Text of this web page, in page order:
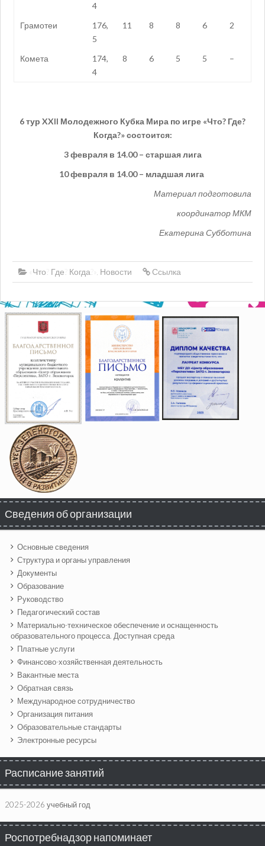
4
Грамотеи
176,
5
11 8 8 6 2
Комета
174,
4
8 6 5 5 –
6 тур XXII Молодежного Кубка Мира по игре «Что? Где?
Когда?» состоится:
3 февраля в 14.00 – старшая лига
10 февраля в 14.00 – младшая лига
Материал подготовила
координатор МКМ
Екатерина Субботина
«Что? Где? Когда?» Новости Ссылка
Сведения об организации
Основные сведения
Структура и органы управления
Документы
Образование
Руководство
Педагогический состав
Материально-техническое обеспечение и оснащенность
образовательного процесса. Доступная среда
Платные услуги
Финансово-хозяйственная деятельность
Вакантные места
Обратная связь
Международное сотрудничество
Организация питания
Образовательные стандарты
Электронные ресурсы
Расписание занятий
2025-2026 учебный год
Роспотребнадзор напоминает